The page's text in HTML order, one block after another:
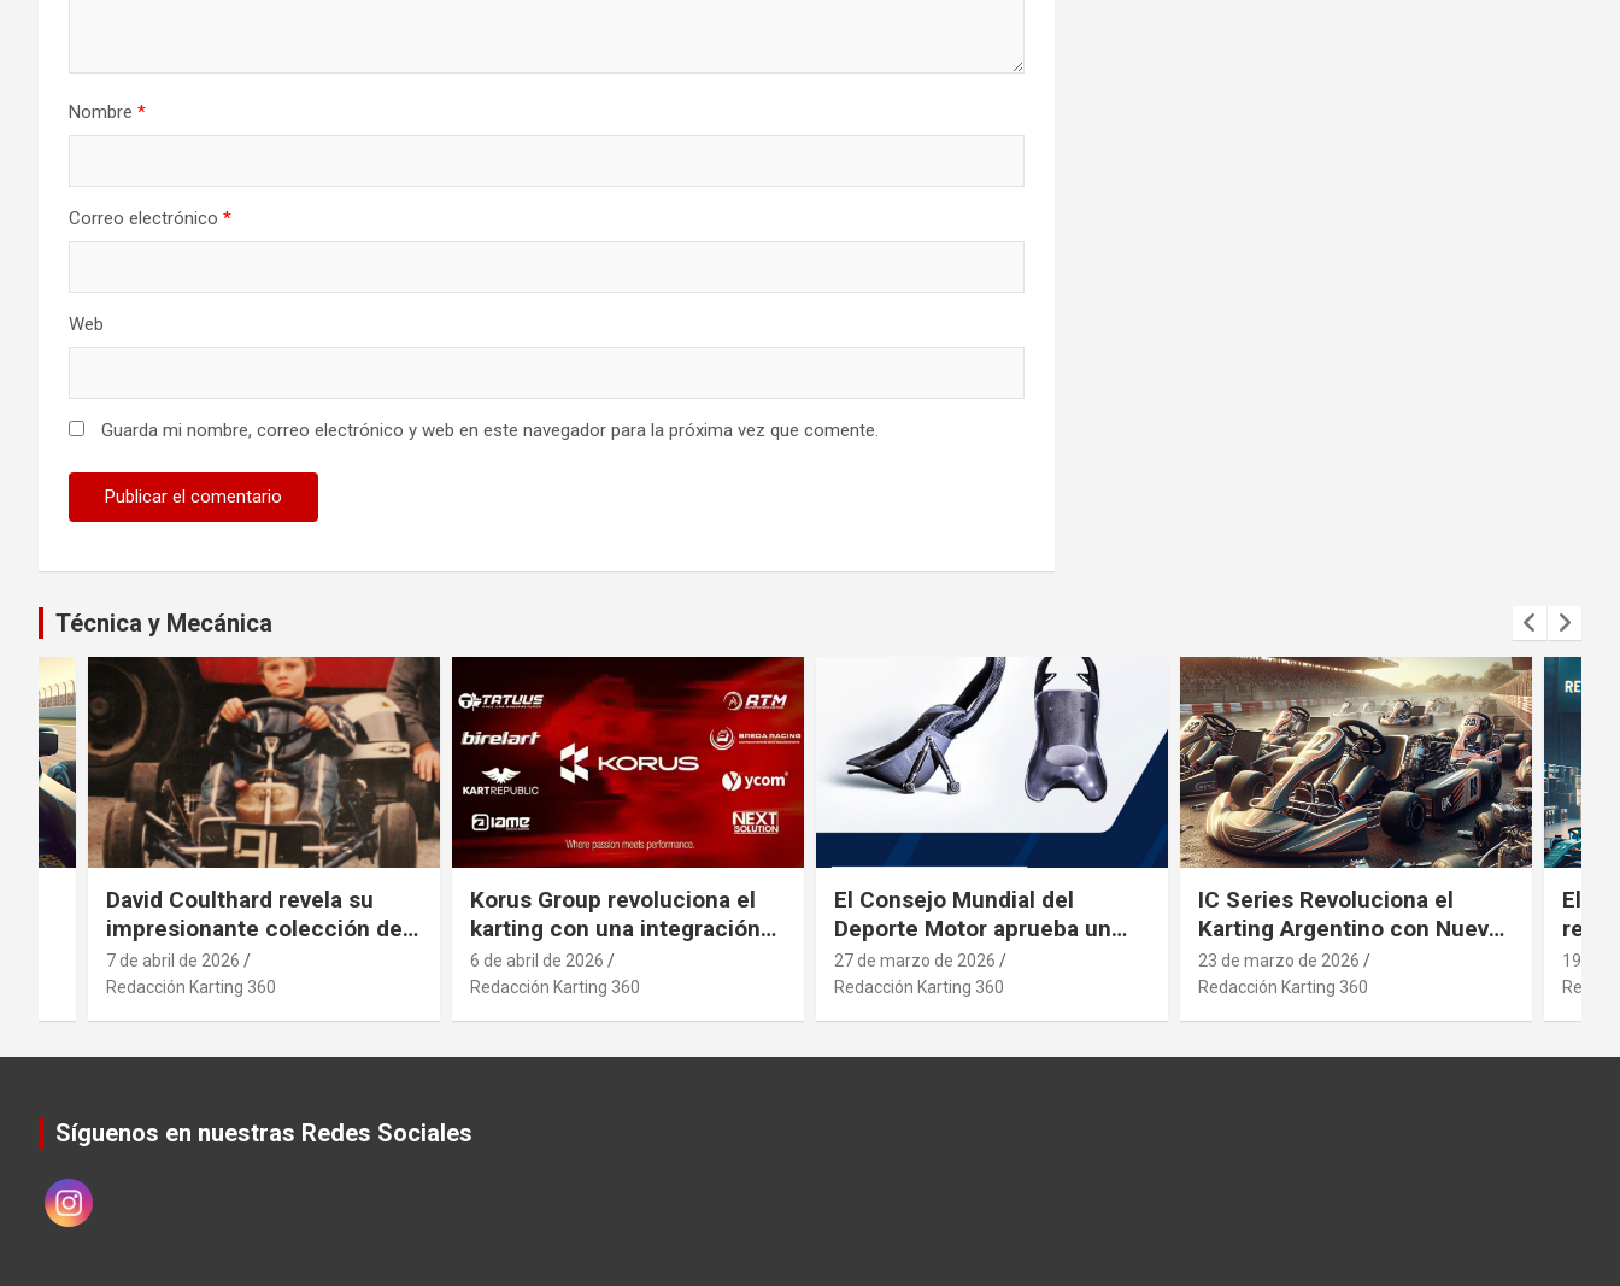
Nombre *
Correo electrónico *
Web
Guarda mi nombre, correo electrónico y web en este navegador para la próxima vez que comente.
Técnica y Mecánica
David Coulthard revela su
impresionante colección de
vehículos
7 de abril de 2026
Redacción Karting 360
Korus Group revoluciona el
karting con una integración
industrial estratégica que se
anticipa a posibles
movimietos que afecten al
6 de abril de 2026
Redacción Karting 360
El Consejo Mundial del
Deporte Motor aprueba un
nuevo asiento de karting
27 de marzo de 2026
Redacción Karting 360
IC Series Revoluciona el
Karting Argentino con Nuevos
Motores
23 de marzo de 2026
Redacción Karting 360
El
19 de
Síguenos en nuestras Redes Sociales